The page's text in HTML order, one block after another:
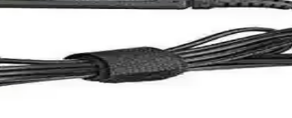
fiyatlı bir dizüstü bilgisayardır. Performans ve bağlantı
Analizi
ihtiyaçlarına ideal çözüm sunar, stabil enerji sağlar ve hafif